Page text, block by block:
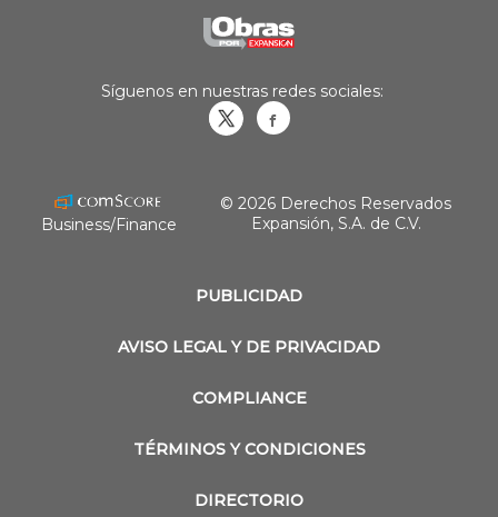
PUBLICIDAD
AVISO LEGAL Y DE PRIVACIDAD
COMPLIANCE
TÉRMINOS Y CONDICIONES
DIRECTORIO
Síguenos en nuestras redes sociales:
Business/Finance
© 2026 Derechos Reservados
Expansión, S.A. de C.V.